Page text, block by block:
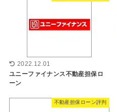
2022.12.01
ユニーファイナンス不動産担保ロ
ーン
不動産担保ローン評判